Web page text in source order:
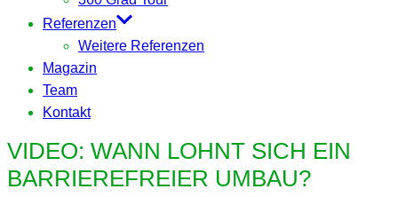
Referenzen
Weitere Referenzen
Magazin
Team
Kontakt
VIDEO: WANN LOHNT SICH EIN
BARRIEREFREIER UMBAU?